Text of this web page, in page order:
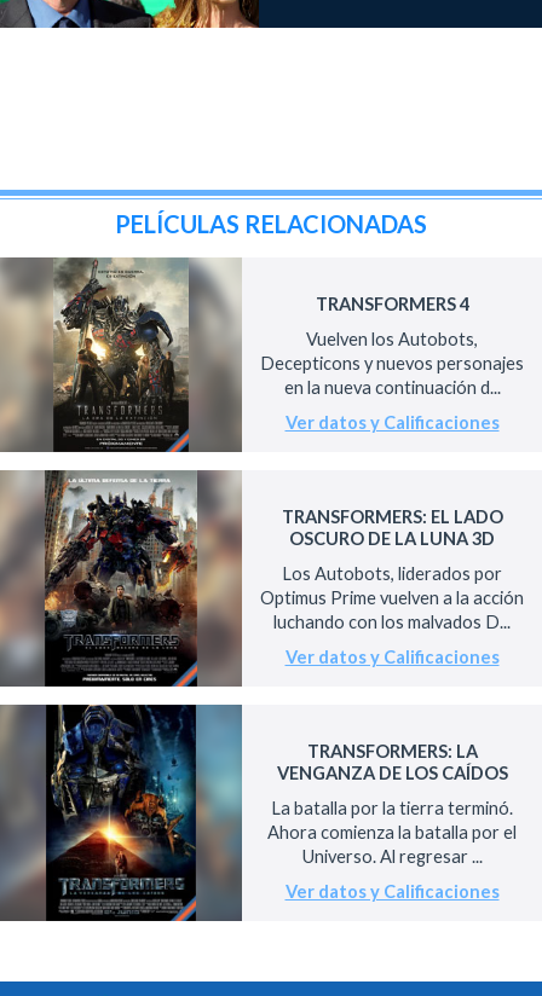
PELÍCULAS RELACIONADAS
TRANSFORMERS 4
Vuelven los Autobots,
Decepticons y nuevos personajes
en la nueva continuación d...
Ver datos y Calificaciones
TRANSFORMERS: EL LADO
OSCURO DE LA LUNA 3D
Los Autobots, liderados por
Optimus Prime vuelven a la acción
luchando con los malvados D...
Ver datos y Calificaciones
TRANSFORMERS: LA
VENGANZA DE LOS CAÍDOS
La batalla por la tierra terminó.
Ahora comienza la batalla por el
Universo. Al regresar ...
Ver datos y Calificaciones